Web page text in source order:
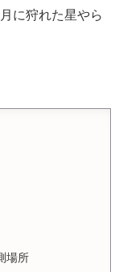
に狩れた星やら
場所